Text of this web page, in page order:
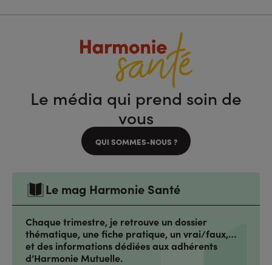
Le média qui prend soin de
vous
QUI SOMMES-NOUS ?
Le mag Harmonie Santé
Chaque trimestre, je retrouve un dossier
thématique, une fiche pratique, un vrai/faux,…
et des informations dédiées aux adhérents
d’Harmonie Mutuelle.